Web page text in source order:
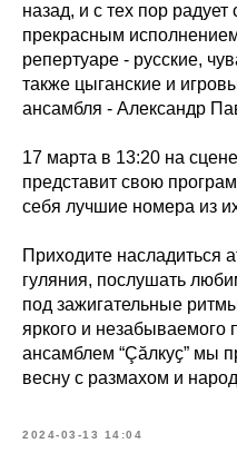
назад, и с тех пор
прекрасным
репертуаре - русские,
также цыганские и
ансамбля - Александр
17 марта в 13:20 на
представит свою
себя лучшие номера из
Приходите насладиться
гуляния, послушать
под зажигательные
яркого и незабываемого
ансамблем “Çӑлкуҫ” мы
весну с размахом и
2024-03-13 14:04